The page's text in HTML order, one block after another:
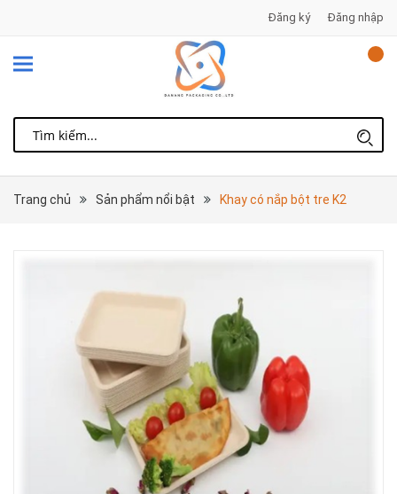
Đăng ký Đăng nhập
Trang chủ Sản phẩm nổi bật Khay có nắp bột tre K2